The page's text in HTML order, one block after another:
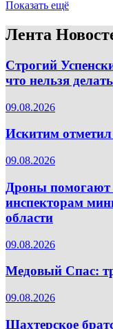
Показать ещё
Лента
Строгий
что нельзя делать
09.08.2026
Искитим
09.08.2026
Дроны помогают
инспекторам
области
09.08.2026
Медовый Спас:
09.08.2026
Шахтерское